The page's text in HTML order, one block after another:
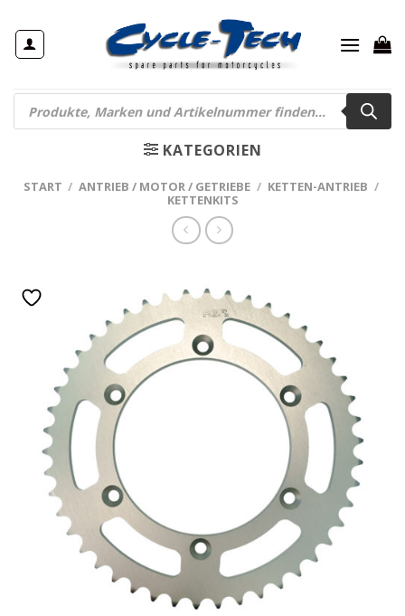
Inhalt
springen
Products
search
KATEGORIEN
START / ANTRIEB / MOTOR / GETRIEBE / KETTEN-ANTRIEB /
KETTENKITS